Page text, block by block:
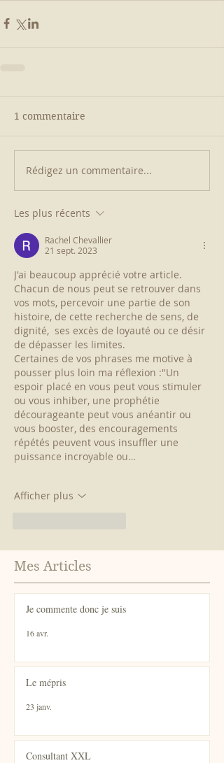
1 commentaire
Rédigez un commentaire...
Les plus récents
Rachel Chevallier
21 sept. 2023
J'ai beaucoup apprécié votre article.
Chacun de nous peut se retrouver dans
vos mots, percevoir une partie de son
histoire, de cette recherche de sens, de
dignité,  ses excès de loyauté ou ce désir
de dépasser les limites.
Certaines de vos phrases me motive à
pousser plus loin ma réflexion :"Un
espoir placé en vous peut vous stimuler
ou vous inhiber, une prophétie
décourageante peut vous anéantir ou
vous booster, des encouragements
répétés peuvent vous insuffler une
puissance incroyable ou…
Afficher plus
Mes Articles
Je commente donc je suis
16 avr.
Le mépris
23 janv.
Consultant XXL